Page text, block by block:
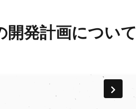
開発計画について